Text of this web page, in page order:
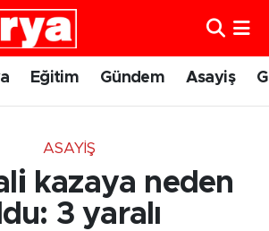
Eğitim Gündem Asayiş
ASAYIŞ
kazaya neden
3 yaralı
Eczaneler
Vakitleri
Yoğunluk Haritası